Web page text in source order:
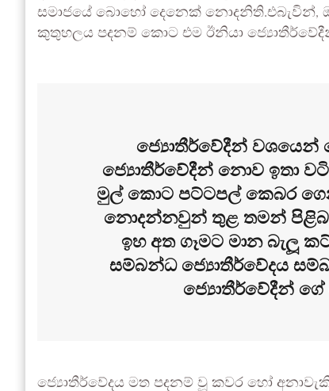
සමාජයේ බොහෝ දෙනෙක්
කුතුහලය පදනම් කොට එම ඊනියා
ජ්‍යොතීර්වේදීන් වශයෙන්
ජ්‍යොතීර්වේදීන් නොව ඉතා
මුල් කොට පට්ටපල් කෙබර
නොදන්නවුන් තුළ තමන්
ඉහ අත ගෑමට මාන බැලූ
සම්බන්ධ ජ්‍යොතීර්වේදය
ජ්‍යොතීර්වේදීන් ගේ
ජ්‍යොතීර්වේදය මත පදනම් වූ කවර හෝ